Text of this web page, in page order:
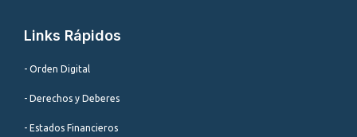
Links Rápidos
- Orden Digital
- Derechos y Deberes
- Estados Financieros